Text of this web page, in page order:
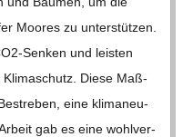
Moo­res zu unter­stüt­zen.
Sen­ken und leis­ten
Kli­ma­schutz. Diese Maß­
eine kli­ma­neu­
gab es eine wohl­ver­